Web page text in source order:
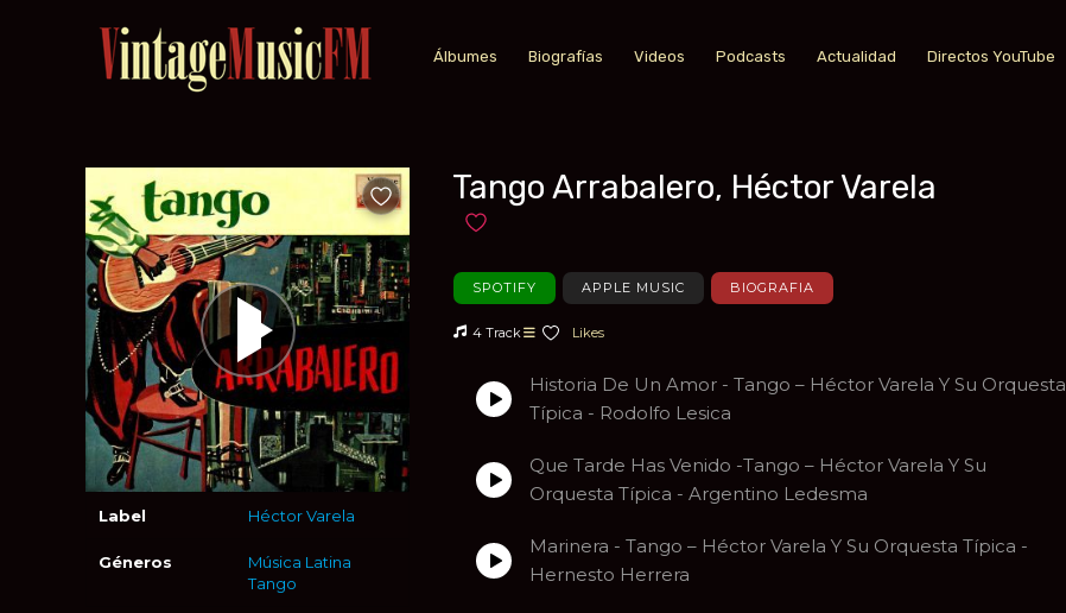
Álbumes Biografías Videos Podcasts Actualidad Directos YouTube
Añadir a favoritos
Label Héctor Varela
Géneros
Música Latina
Tango
Tango Arrabalero, Héctor Varela
Añadir a favoritos
SPOTIFY APPLE MUSIC BIOGRAFIA
4 Track Likes
Historia De Un Amor - Tango – Héctor Varela Y Su Orquesta
Típica - Rodolfo Lesica
Que Tarde Has Venido -Tango – Héctor Varela Y Su
Orquesta Típica - Argentino Ledesma
Marinera - Tango – Héctor Varela Y Su Orquesta Típica -
Hernesto Herrera